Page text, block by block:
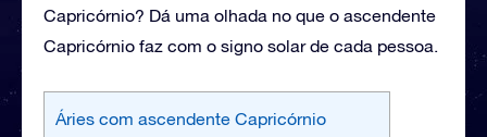
Capricórnio? Dá uma olhada no que o ascendente
Capricórnio faz com o signo solar de cada pessoa.
Áries com ascendente Capricórnio